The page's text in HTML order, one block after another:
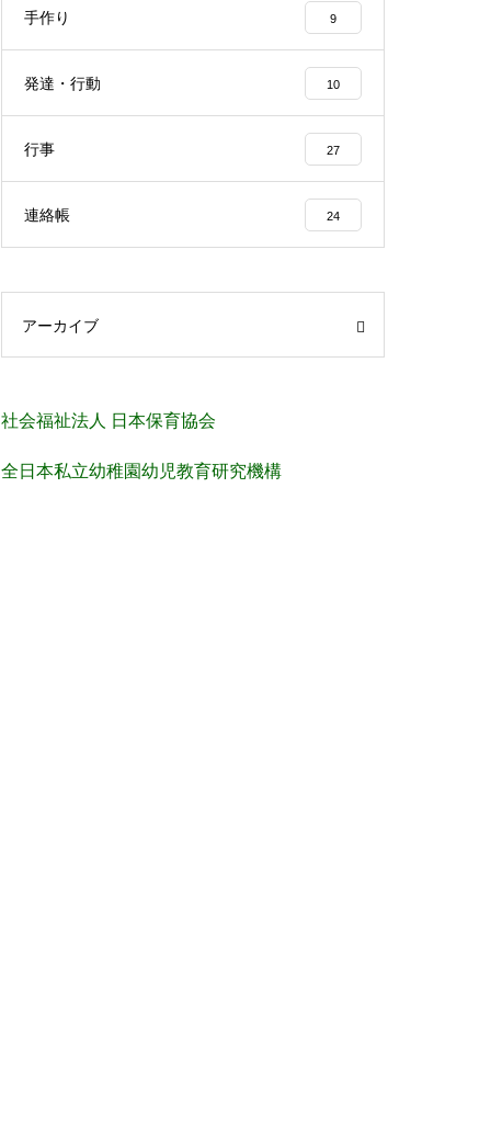
手作り 9
発達・行動 10
行事 27
連絡帳 24
アーカイブ
社会福祉法人 日本保育協会
全日本私立幼稚園幼児教育研究機構